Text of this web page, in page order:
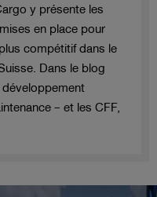
y présente les
en place pour
compétitif dans le
Dans le blog
développement
– et les CFF,